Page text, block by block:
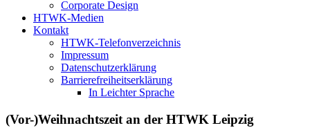
Corporate Design
HTWK-Medien
Kontakt
HTWK-Telefonverzeichnis
Impressum
Datenschutzerklärung
Barrierefreiheitserklärung
In Leichter Sprache
(Vor-)Weihnachtszeit an der HTWK Leipzig